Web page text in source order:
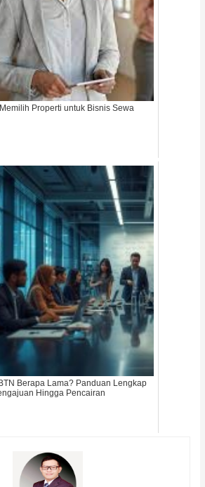
Properti untuk Bisnis Sewa
Berapa Lama? Panduan Lengkap
Hingga Pencairan